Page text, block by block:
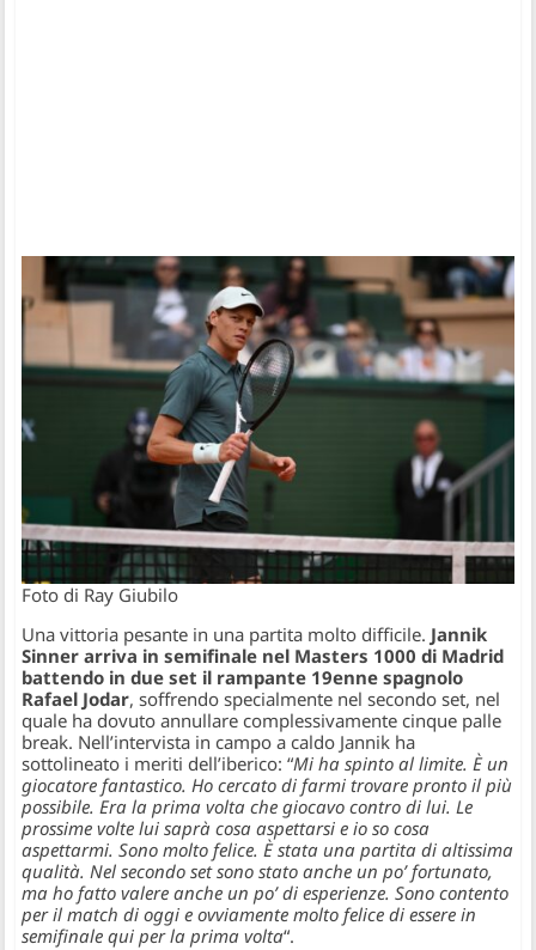
Foto di Ray Giubilo
Una vittoria pesante in una partita molto difficile. Jannik
Sinner arriva in semifinale nel Masters 1000 di Madrid
battendo in due set il rampante 19enne spagnolo
Rafael Jodar, soffrendo specialmente nel secondo set, nel
quale ha dovuto annullare complessivamente cinque palle
break. Nell’intervista in campo a caldo Jannik ha
sottolineato i meriti dell’iberico: “Mi ha spinto al limite. È un
giocatore fantastico. Ho cercato di farmi trovare pronto il più
possibile. Era la prima volta che giocavo contro di lui. Le
prossime volte lui saprà cosa aspettarsi e io so cosa
aspettarmi. Sono molto felice. È stata una partita di altissima
qualità. Nel secondo set sono stato anche un po’ fortunato,
ma ho fatto valere anche un po’ di esperienze. Sono contento
per il match di oggi e ovviamente molto felice di essere in
semifinale qui per la prima volta“.